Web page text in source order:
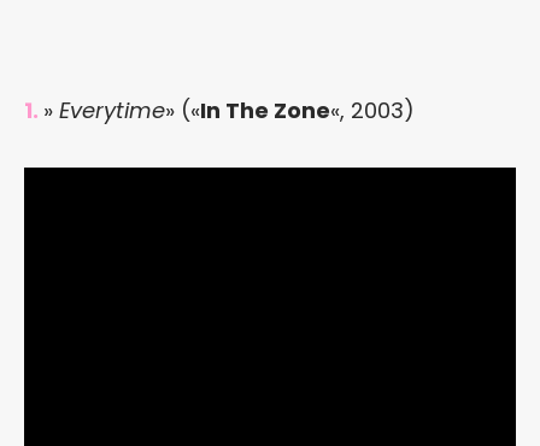
1. » Everytime» («In The Zone«, 2003)